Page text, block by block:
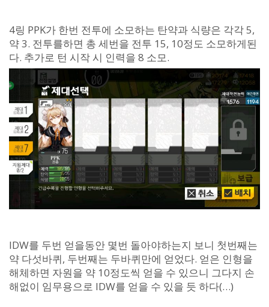
4링 PPK가 한번 전투에 소모하는 탄약과 식량은 각각 5,
약 3. 전투를하면 총 세번을 전투 15, 10정도 소모하게된
다. 추가로 턴 시작 시 인력을 8 소모.
IDW를 두번 얻을동안 몇번 돌아야하는지 보니 첫번째는
약 다섯바퀴, 두번째는 두바퀴만에 얻었다. 얻은 인형을
해체하면 자원을 약 10정도씩 얻을 수 있으니 그다지 손
해없이 임무용으로 IDW를 얻을 수 있을 듯 하다(…)